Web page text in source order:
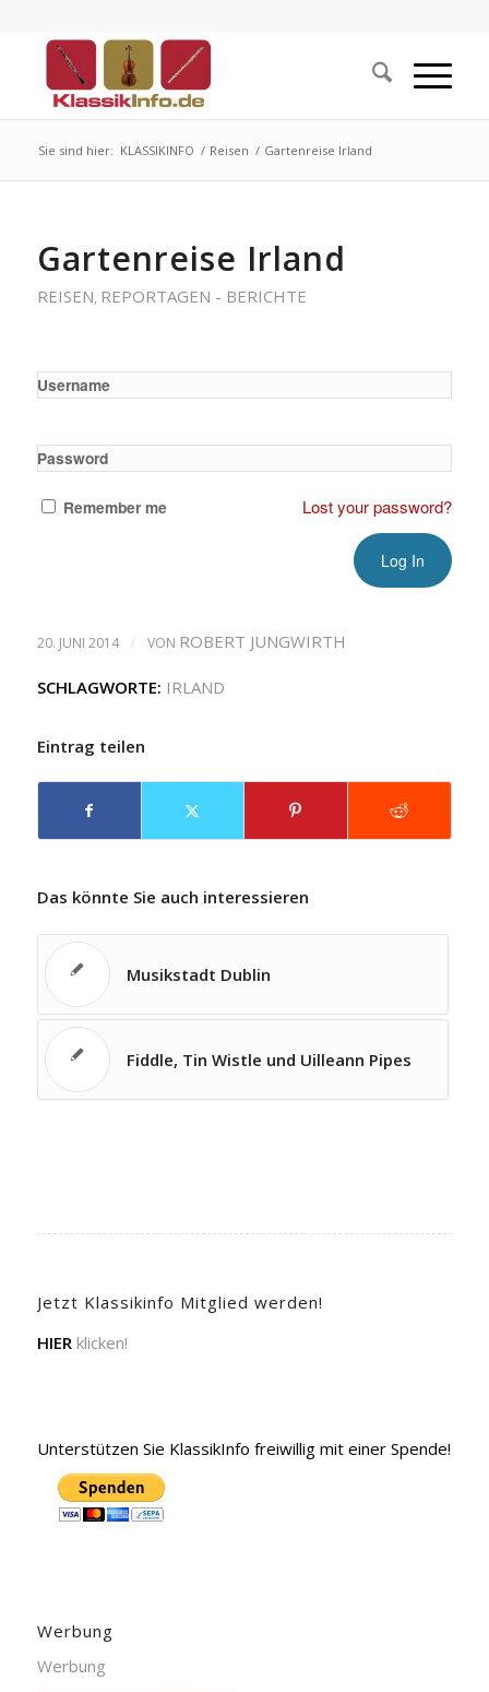
Sie sind hier: KLASSIKINFO / Reisen / Gartenreise Irland
Gartenreise Irland
REISEN, REPORTAGEN - BERICHTE
Username
Password
Remember me Lost your password?
20. JUNI 2014 / VON ROBERT JUNGWIRTH
SCHLAGWORTE: IRLAND
Eintrag teilen
Das könnte Sie auch interessieren
Musikstadt Dublin
Fiddle, Tin Wistle und Uilleann Pipes
Jetzt Klassikinfo Mitglied werden!
HIER klicken!
Unterstützen Sie KlassikInfo freiwillig mit einer Spende!
Werbung
Werbung